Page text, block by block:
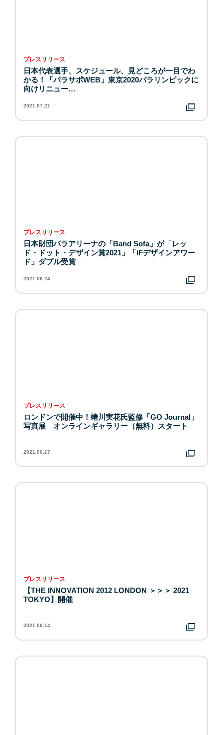
プレスリリース
日本代表選手、スケジュール、見どころが一目でわ
かる！「パラサポWEB」東京2020パラリンピックに
向けリニュー…
2021.07.21
プレスリリース
日本財団パラアリーナの「Band Sofa」が「レッ
ド・ドット・デザイン賞2021」「iFデザインアワー
ド」ダブル受賞
2021.06.24
プレスリリース
ロンドンで開催中！蜷川実花氏監修「GO Journal」
写真展 オンラインギャラリー（無料）スタート
2021.06.17
プレスリリース
【THE INNOVATION 2012 LONDON ＞＞＞ 2021
TOKYO】開催
2021.06.14